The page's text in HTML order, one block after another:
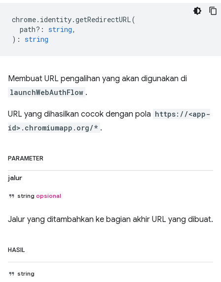
chrome. identity.getRedirectURL(
path? : string,
) : string
Membuat URL pengalihan yang akan digunakan di
launchWebAuthFlow .
URL yang dihasilkan cocok dengan pola https://<app-
id>.chromiumapp.org/* .
PARAMETER
jalur
string opsional
Jalur yang ditambahkan ke bagian akhir URL yang dibuat.
HASIL
string